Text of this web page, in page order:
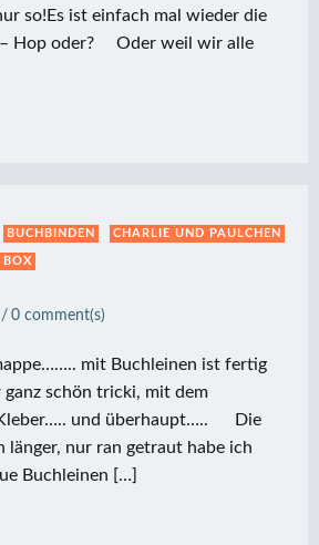
so!Es ist einfach mal wieder die
Hop oder? Oder weil wir alle
BUCHBINDEN CHARLIE UND PAULCHEN
BOX
/ 0 comment(s)
mit Buchleinen ist fertig
ganz schön tricki, mit dem
Kleber….. und überhaupt….. Die
länger, nur ran getraut habe ich
Buchleinen […]